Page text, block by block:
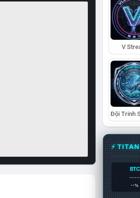
V
⚡
BTC
--%